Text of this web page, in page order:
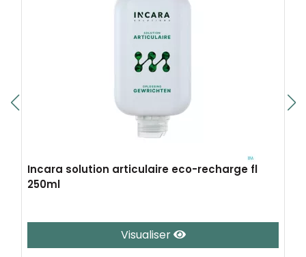
Incara solution articulaire eco-recharge fl
250ml
Visualiser